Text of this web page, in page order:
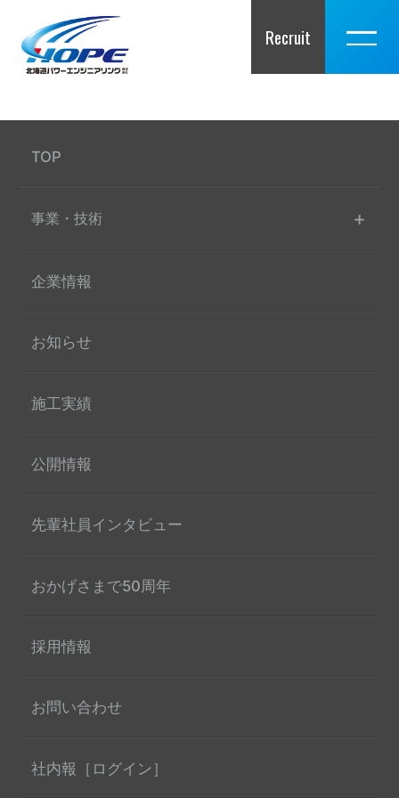
Recruit
TOP
事業・技術
企業情報
お知らせ
施工実績
公開情報
先輩社員インタビュー
おかげさまで50周年
採用情報
お問い合わせ
社内報［ログイン］